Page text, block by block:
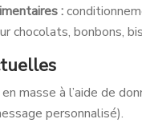
:
chocolats, bonbons,
masse à l’aide de
personnalisé).